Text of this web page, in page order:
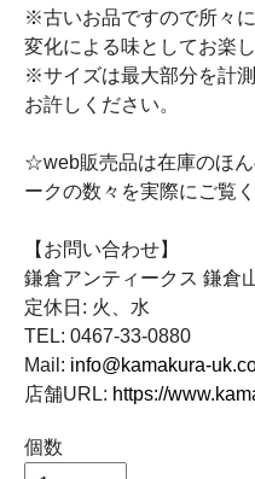
※古いお品ですので所々
変化による味としてお楽し
※サイズは最大部分を計
お許しください。
☆web販売品は在庫のほ
ークの数々を実際にご覧く
【お問い合わせ】
鎌倉アンティークス 鎌倉
定休日: 火、水
TEL: 0467-33-0880
Mail: info@kamakura-
店舗URL: https://
個数